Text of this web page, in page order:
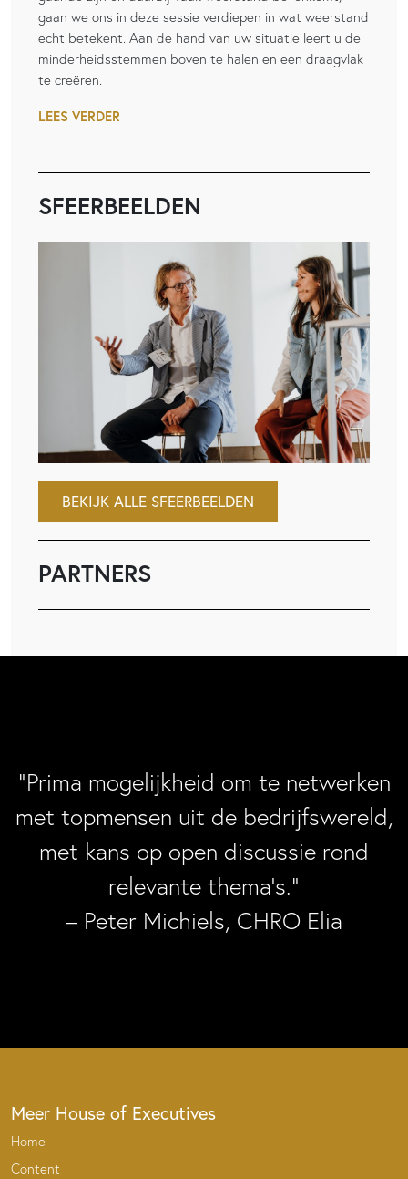
gaan we ons in deze sessie verdiepen in wat weerstand
echt betekent. Aan de hand van uw situatie leert u de
minderheidsstemmen boven te halen en een draagvlak
te creëren.
LEES VERDER
SFEERBEELDEN
BEKIJK ALLE SFEERBEELDEN
PARTNERS
“Prima mogelijkheid om te netwerken
met topmensen uit de bedrijfswereld,
met kans op open discussie rond
relevante thema’s.”
– Peter Michiels, CHRO Elia
Meer House of Executives
Home
Content